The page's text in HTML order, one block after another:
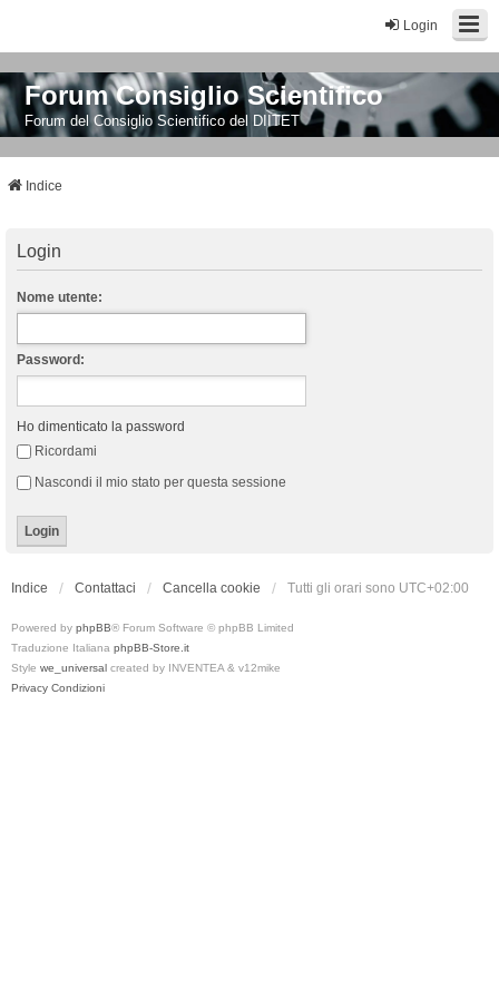
Login
Forum Consiglio Scientifico
Forum del Consiglio Scientifico del DIITET
Indice
Login
Nome utente:
Password:
Ho dimenticato la password
Ricordami
Nascondi il mio stato per questa sessione
Indice Contattaci Cancella cookie Tutti gli orari sono UTC+02:00
Powered by phpBB® Forum Software © phpBB Limited
Traduzione Italiana phpBB-Store.it
Style we_universal created by INVENTEA & v12mike
Privacy Condizioni